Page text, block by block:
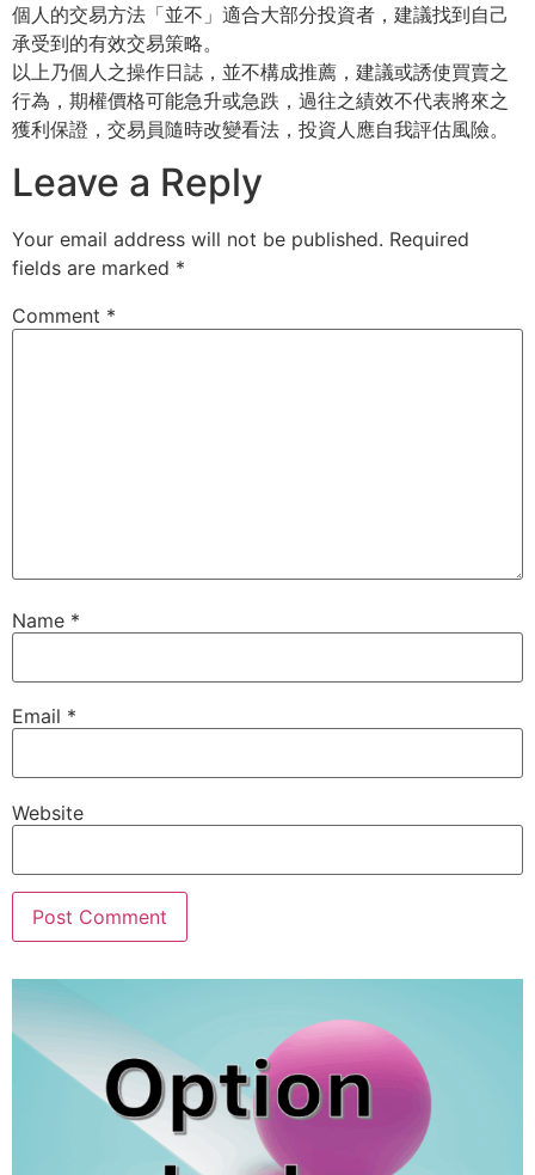
個人的交易方法「並不」適合大部分投資者，建議找到自己
承受到的有效交易策略。
以上乃個人之操作日誌，並不構成推薦，建議或誘使買賣之
行為，期權價格可能急升或急跌，過往之績效不代表將來之
獲利保證，交易員隨時改變看法，投資人應自我評估風險。
Leave a Reply
Your email address will not be published. Required
fields are marked *
Comment *
Name *
Email *
Website